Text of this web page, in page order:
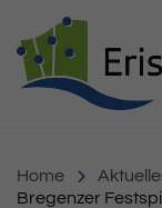
Home
Bregenzer